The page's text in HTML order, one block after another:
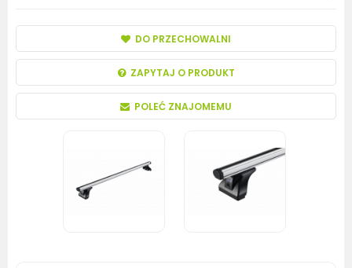
DO PRZECHOWALNI
ZAPYTAJ O PRODUKT
POLEĆ ZNAJOMEMU